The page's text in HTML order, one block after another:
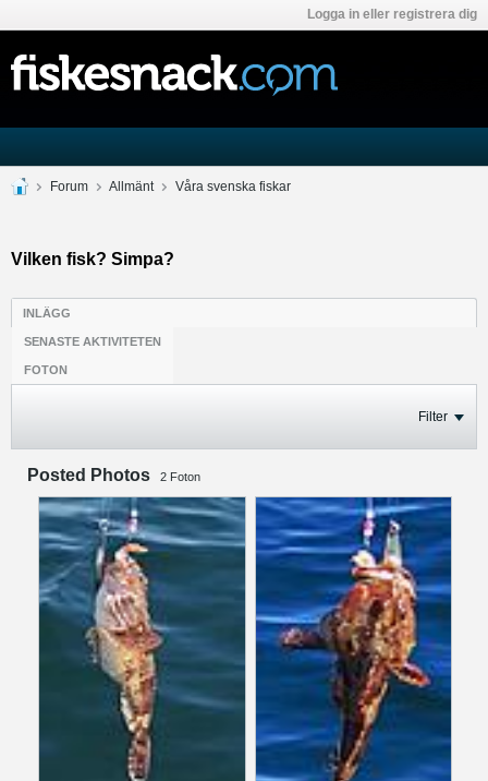
Logga in eller registrera dig
Forum Allmänt Våra svenska fiskar
Vilken fisk? Simpa?
INLÄGG
SENASTE AKTIVITETEN
FOTON
Filter
Posted Photos 2 Foton